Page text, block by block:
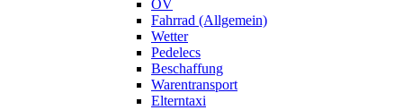
ÖV
Fahrrad (Allgemein)
Wetter
Pedelecs
Beschaffung
Warentransport
Elterntaxi